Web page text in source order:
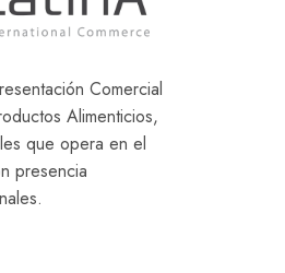
Comercial
Alimenticios,
que opera en el
presencia